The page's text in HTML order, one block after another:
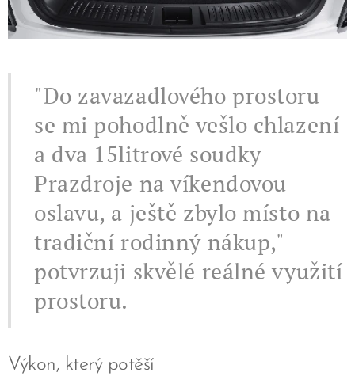
"Do zavazadlového prostoru
se mi pohodlně vešlo chlazení
a dva 15litrové soudky
Prazdroje na víkendovou
oslavu, a ještě zbylo místo na
tradiční rodinný nákup,"
potvrzuji skvělé reálné využití
prostoru.
Výkon, který potěší